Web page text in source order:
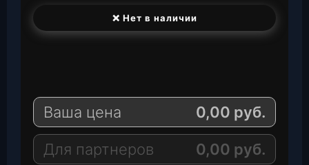
❌ Нет в наличии
e
r
a
m
a
s
A
p
a
i
l
Ваша цена 0,00 руб.
Для партнеров 0,00 руб.